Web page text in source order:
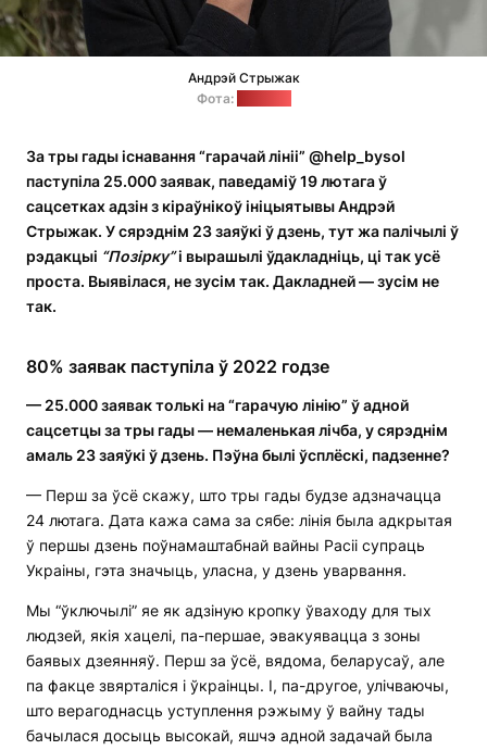
Андрэй Стрыжак
Фота:
За тры гады існавання “гарачай лініі” @help_bysol
паступіла 25.000 заявак, паведаміў 19 лютага ў
сацсетках адзін з кіраўнікоў ініцыятывы Андрэй
Стрыжак. У сярэднім 23 заяўкі ў дзень, тут жа палічылі ў
рэдакцыі “Позірку”і вырашылі ўдакладніць, ці так усё
проста. Выявілася, не зусім так. Дакладней — зусім не
так.
80% заявак паступіла ў 2022 годзе
— 25.000 заявак толькі на “гарачую лінію” ў адной
сацсетцы за тры гады — немаленькая лічба, у сярэднім
амаль 23 заяўкі ў дзень. Пэўна былі ўсплёскі, падзенне?
— Перш за ўсё скажу, што тры гады будзе адзначацца
24 лютага. Дата кажа сама за сябе: лінія была адкрытая
ў першы дзень поўнамаштабнай вайны Расіі супраць
Украіны, гэта значыць, уласна, у дзень уварвання.
Мы “ўключылі” яе як адзіную кропку ўваходу для тых
людзей, якія хацелі, па-першае, эвакуявацца з зоны
баявых дзеянняў. Перш за ўсё, вядома, беларусаў, але
па факце звярталіся і ўкраінцы. І, па-другое, улічваючы,
што верагоднасць уступлення рэжыму ў вайну тады
бачылася досыць высокай, яшчэ адной задачай была